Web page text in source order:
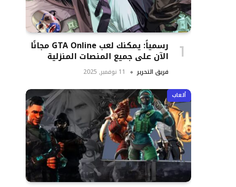
رسمياً: يمكنك لعب GTA Online مجانًا
الآن على جميع المنصات المنزلية
فريق التحرير 11 نوفمبر, 2025
ألعاب